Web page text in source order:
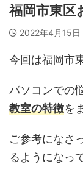
福岡市東区
2022年4月15日
今回は福岡市
パソコンでの
教室の特徴を
ご参考になさ
るようになっ